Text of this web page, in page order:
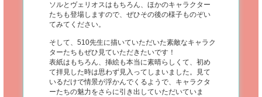
ソルとヴェリオスはもちろん、ほかのキャラクター
たちも登場しますので、ぜひその後の様子ものぞい
てみてください。
そして、510先生に描いていただいた素敵なキャラク
ターたちもぜひ見ていただきたいです！
表紙はもちろん、挿絵も本当に素晴らしくて、初め
て拝見した時は思わず見入ってしまいました。見て
いるだけで情景が浮かんでくるようで、キャラクタ
ーたちの魅力をさらに引き出していただいていま